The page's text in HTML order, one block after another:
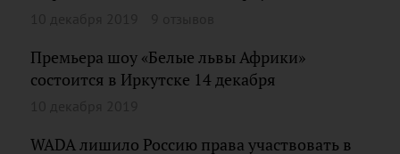
Премьера шоу «Белые львы Африки»
состоится в Иркутске 14 декабря
WADA лишило Россию права участвовать в